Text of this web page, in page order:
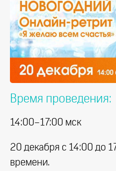
Время проведения:
14:00–17:00 мск
20 декабря с 14:00 до
времени.